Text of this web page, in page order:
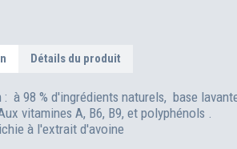
Détails du produit
à 98 % d'ingrédients naturels, base
vitamines A, B6, B9, et polyphénols .
à l'extrait d'avoine